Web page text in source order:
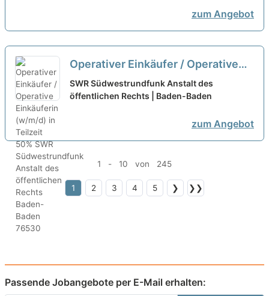
zum Angebot
Operativer Einkäufer / Operative
Einkäuferin (w/m/d) in Teilzeit 50%
neu
SWR Südwestrundfunk Anstalt des
öffentlichen Rechts | Baden-Baden
zum Angebot
1 - 10 von 245
1 2 3 4 5 ❯ ❯❯
Passende Jobangebote per E-Mail erhalten: